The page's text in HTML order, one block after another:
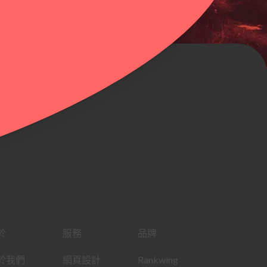
我們
服務
網頁設計
品牌
Rankwing